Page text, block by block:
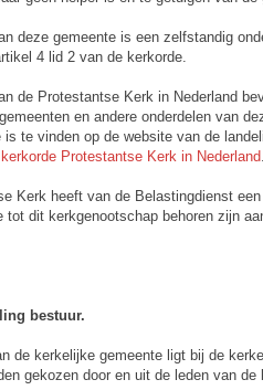
deze gemeente is een zelfstandig
4 lid 2 van de kerkorde.
de Protestantse Kerk in Nederland
en andere onderdelen van
is te vinden op de website van de
kerkorde Protestantse Kerk in Nederland.
Kerk heeft van de Belastingdienst
tot dit kerkgenootschap behoren zijn
bestuur.
de kerkelijke gemeente ligt bij de
gekozen door en uit de leden van